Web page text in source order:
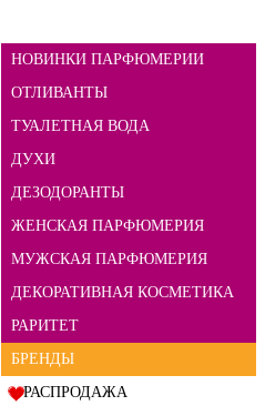
НОВИНКИ ПАРФЮМЕРИИ
ОТЛИВАНТЫ
ТУАЛЕТНАЯ ВОДА
ДУХИ
ДЕЗОДОРАНТЫ
ЖЕНСКАЯ ПАРФЮМЕРИЯ
МУЖСКАЯ ПАРФЮМЕРИЯ
ДЕКОРАТИВНАЯ КОСМЕТИКА
РАРИТЕТ
БРЕНДЫ
РАСПРОДАЖА